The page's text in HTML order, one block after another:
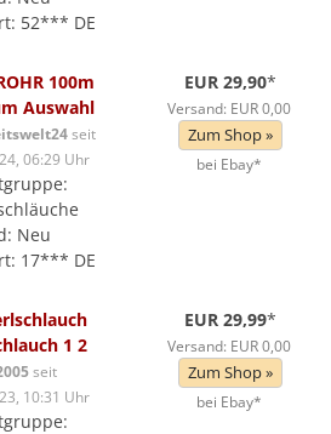
52*** DE
100m
Auswahl
seit
06:29 Uhr
Neu
17*** DE
EUR 29,90*
Versand: EUR 0,00
Zum Shop »
bei Ebay*
1 2
seit
10:31 Uhr
EUR 29,99*
Versand: EUR 0,00
Zum Shop »
bei Ebay*